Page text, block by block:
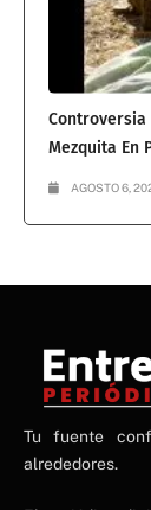
Controversia
Mezquita En
AGOSTO 6,
NE
NEWS ELEMENTOR
Tu fuente
alrededores.